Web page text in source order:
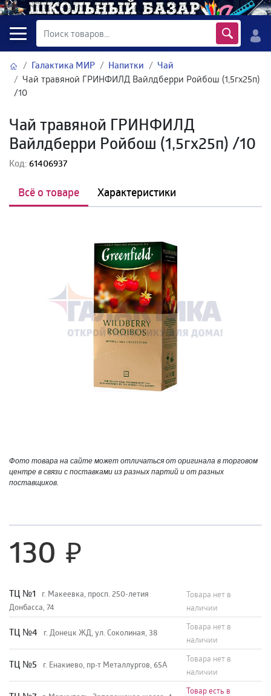
Галактика МИР Напитки Чай
Чай травяной ГРИНФИЛД Вайлдберри Ройбош (1,5гх25п)
/10
Чай травяной ГРИНФИЛД
Вайлдберри Ройбош (1,5гх25п) /10
Код: 61406937
Всё о товаре Характеристики
Фото товара на сайте может отличаться от оригинала в торговом
центре в связи с поставками из разных партий и от разных
поставщиков.
130
TЦ №1
г. Макеевка, просп. 250-летия
Донбасса, 74
Товара нет в
наличии
TЦ №4 г. Донецк ЖД, ул. Соколиная, 38
Товара нет в
наличии
TЦ №5 г. Енакиево, пр-т Металлургов, 65А
Товара нет в
наличии
Товар есть в